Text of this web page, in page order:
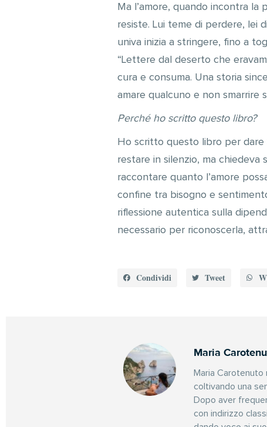
Ma l’amore, quando incontra la
resiste. Lui teme di perdere, lei
univa inizia a stringere, fino a
“Lettere dal deserto che
cura e consuma. Una storia
amare qualcuno e non smarrire
Perché ho scritto questo libro?
Ho scritto questo libro per dare
restare in silenzio, ma chiedeva
raccontare quanto l’amore
confine tra bisogno e
riflessione autentica sulla
necessario per riconoscerla,
Condividi Tweet
Maria
Maria Carotenuto
coltivando una
Dopo aver
con indirizzo